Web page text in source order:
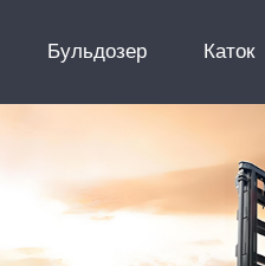
Бульдозер Каток